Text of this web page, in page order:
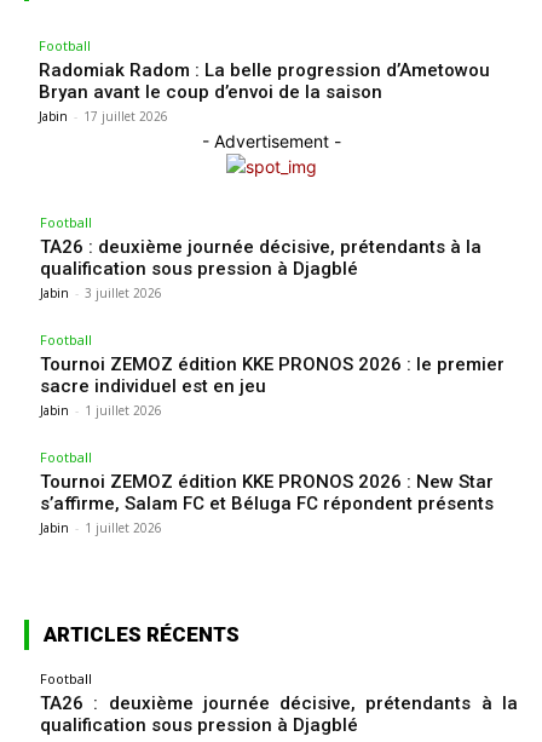
Football
Radomiak Radom : La belle progression d’Ametowou
Bryan avant le coup d’envoi de la saison
Jabin - 17 juillet 2026
- Advertisement -
Football
TA26 : deuxième journée décisive, prétendants à la
qualification sous pression à Djagblé
Jabin - 3 juillet 2026
Football
Tournoi ZEMOZ édition KKE PRONOS 2026 : le premier
sacre individuel est en jeu
Jabin - 1 juillet 2026
Football
Tournoi ZEMOZ édition KKE PRONOS 2026 : New Star
s’affirme, Salam FC et Béluga FC répondent présents
Jabin - 1 juillet 2026
ARTICLES RÉCENTS
Football
TA26 : deuxième journée décisive, prétendants à la
qualification sous pression à Djagblé